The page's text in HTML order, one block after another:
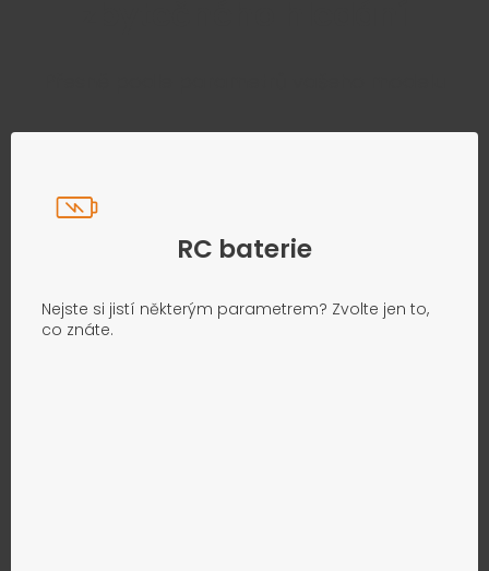
RC baterie
Nejste si jistí některým parametrem? Zvolte jen to,
co znáte.